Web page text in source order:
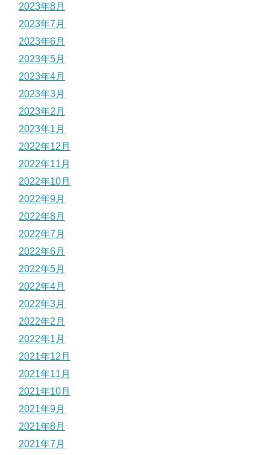
2023年8月
2023年7月
2023年6月
2023年5月
2023年4月
2023年3月
2023年2月
2023年1月
2022年12月
2022年11月
2022年10月
2022年9月
2022年8月
2022年7月
2022年6月
2022年5月
2022年4月
2022年3月
2022年2月
2022年1月
2021年12月
2021年11月
2021年10月
2021年9月
2021年8月
2021年7月